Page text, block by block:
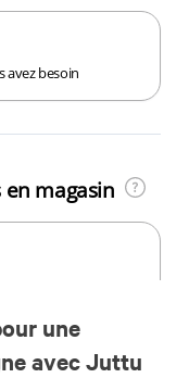
une
avec Juttu